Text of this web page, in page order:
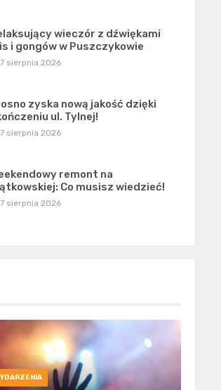
wieczór z dźwiękami
i gongów w Puszczykowie
7 sierpnia 2026
zyska nową jakość dzięki
ul. Tylnej!
7 sierpnia 2026
remont na
Co musisz wiedzieć!
7 sierpnia 2026